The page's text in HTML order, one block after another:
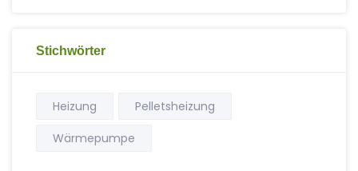
Stichwörter
Heizung
Pelletsheizung
Wärmepumpe